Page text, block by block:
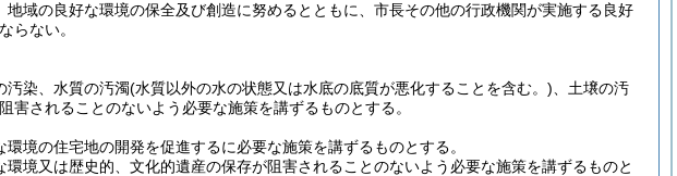
域の良好な環境の保全及び創造に努めるとともに、市長その他の行政機関が実施する良好
らない。
汚染、水質の汚濁(水質以外の水の状態又は水底の底質が悪化することを含む。) 、土壌の汚
されることのないよう必要な施策を講ずるものとする。
境の住宅地の開発を促進するに必要な施策を講ずるものとする。
境又は歴史的、文化的遺産の保存が阻害されることのないよう必要な施策を講ずるものと